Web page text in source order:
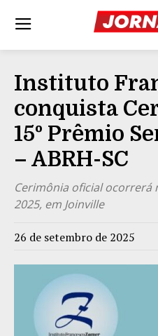
Instituto
conquista
15º Prêmio
– ABRH-SC
Cerimônia oficial ocorrerá
2025, em Joinville
26 de setembro de 2025